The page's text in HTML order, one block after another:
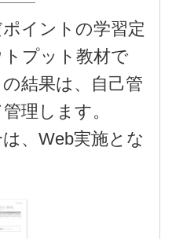
イントの学習定
プット教材で
結果は、自己管
理します。
、Web実施とな